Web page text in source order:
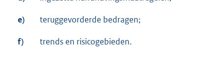
e) teruggevorderde bedragen;
f) trends en risicogebieden.